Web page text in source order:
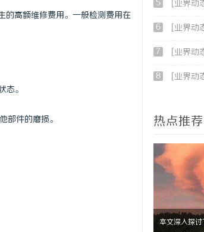
的高额维修费用。一般检测费用在
态。
部件的磨损。
5 [业界动
6 [业界动
7 [业界动
8 [业界动
热点推荐
本文深入探